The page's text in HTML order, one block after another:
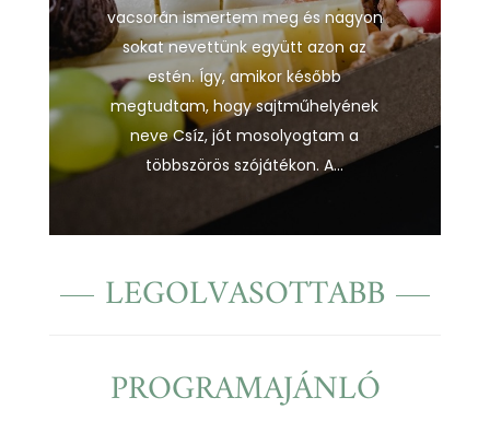
vacsorán ismertem meg és nagyon
sokat nevettünk együtt azon az
estén. Így, amikor később
megtudtam, hogy sajtműhelyének
neve Csíz, jót mosolyogtam a
többszörös szójátékon. A...
LEGOLVASOTTABB
PROGRAMAJÁNLÓ